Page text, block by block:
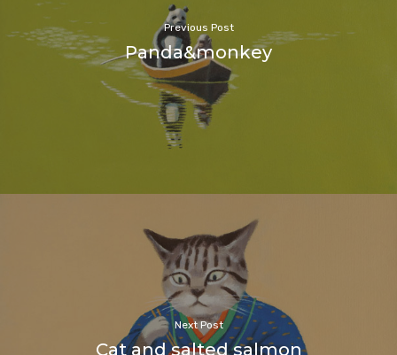
Previous Post
Panda&monkey
Next Post
Cat and salted salmon